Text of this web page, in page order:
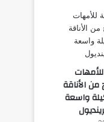
للأمهات
الأناقة
واسعة